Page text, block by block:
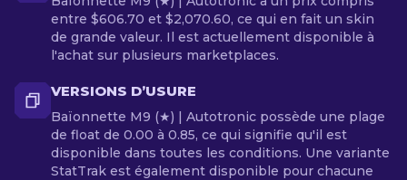
entre $606.70 et $2,070.60, ce qui en fait un skin
de grande valeur. Il est actuellement disponible à
l'achat sur plusieurs marketplaces.
VERSIONS D’USURE
Baïonnette M9 (★) | Autotronic possède une plage
de float de 0.00 à 0.85, ce qui signifie qu'il est
disponible dans toutes les conditions. Une variante
StatTrak est également disponible pour chacune